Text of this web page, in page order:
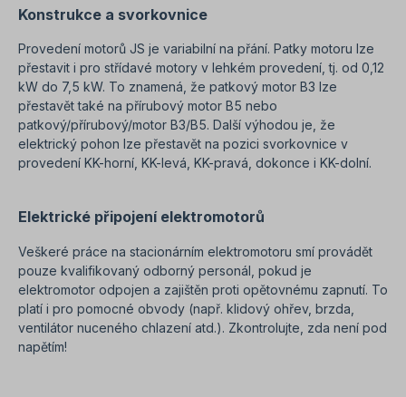
Konstrukce a svorkovnice
Provedení motorů JS je variabilní na přání. Patky motoru lze
přestavit i pro střídavé motory v lehkém provedení, tj. od 0,12
kW do 7,5 kW. To znamená, že patkový motor B3 lze
přestavět také na přírubový motor B5 nebo
patkový/přírubový/motor B3/B5. Další výhodou je, že
elektrický pohon lze přestavět na pozici svorkovnice v
provedení KK-horní, KK-levá, KK-pravá, dokonce i KK-dolní.
Elektrické připojení elektromotorů
Veškeré práce na stacionárním elektromotoru smí provádět
pouze kvalifikovaný odborný personál, pokud je
elektromotor odpojen a zajištěn proti opětovnému zapnutí. To
platí i pro pomocné obvody (např. klidový ohřev, brzda,
ventilátor nuceného chlazení atd.). Zkontrolujte, zda není pod
napětím!